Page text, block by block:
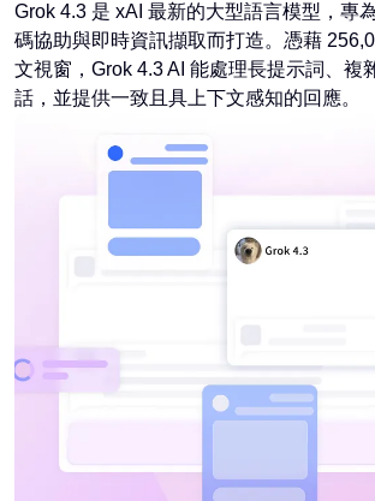
Grok 4.3 是 xAI 最新的大型語言模型，專
碼協助與即時資訊擷取而打造。憑藉
文視窗，Grok 4.3 AI 能處理長提示詞、複
話，並提供一致且具上下文感知的回應。